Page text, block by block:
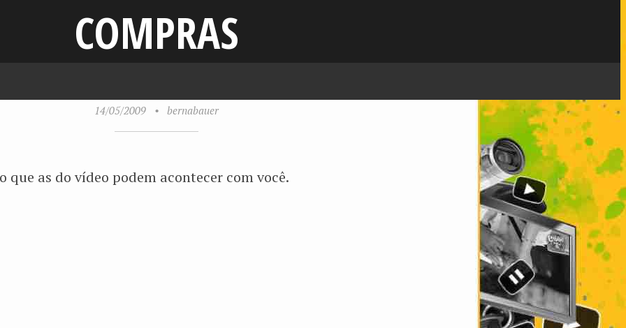
COMPRAS
14/05/2009 • bernabauer
que as do vídeo podem acontecer com você.